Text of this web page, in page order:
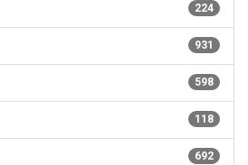
224
931
598
118
692